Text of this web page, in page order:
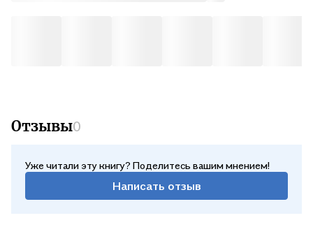
Отзывы0
Уже читали эту книгу? Поделитесь вашим мнением!
Написать отзыв